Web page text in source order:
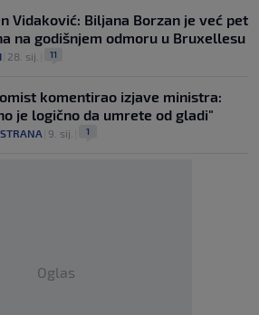
Vidaković: Biljana Borzan je već pet
na godišnjem odmoru u Bruxellesu
28. sij. 11
komentirao izjave ministra:
je logično da umrete od gladi"
9. sij. 1
Oglas